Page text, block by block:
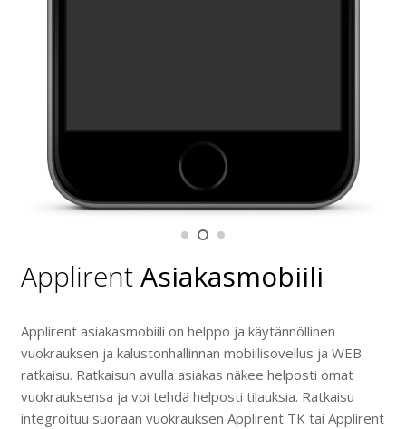
ApplirentAsiakasmobiili
Applirent asiakasmobiili on helppo ja käytännöllinen
vuokrauksen ja kalustonhallinnan mobiilisovellus ja WEB
ratkaisu. Ratkaisun avulla asiakas näkee helposti omat
vuokrauksensa ja voi tehdä helposti tilauksia. Ratkaisu
integroituu suoraan vuokrauksen Applirent TK tai Applirent